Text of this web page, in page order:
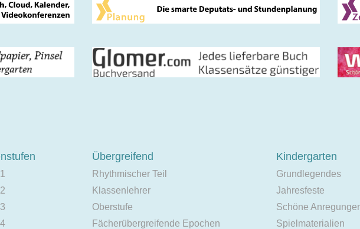
Übergreifend
Rhythmischer Teil
Klassenlehrer
Oberstufe
Fächerübergreifende Epochen
Kindergarten
Grundlegendes
Jahresfeste
Schöne
Spielmaterialien